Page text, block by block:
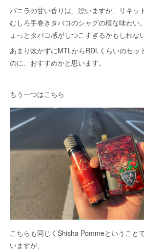
バニラの甘い香りは、漂いますが、リキッ
むしろ手巻きタバコのシャグの様な味わい
ょっとタバコ感がしつこすぎるかもしれな
あまり炊かずにMTLからRDLくらいのセッ
のに、おすすめかと思います。
もう一つはこちら
こちらも同じくShisha Pommeということ
いますが、